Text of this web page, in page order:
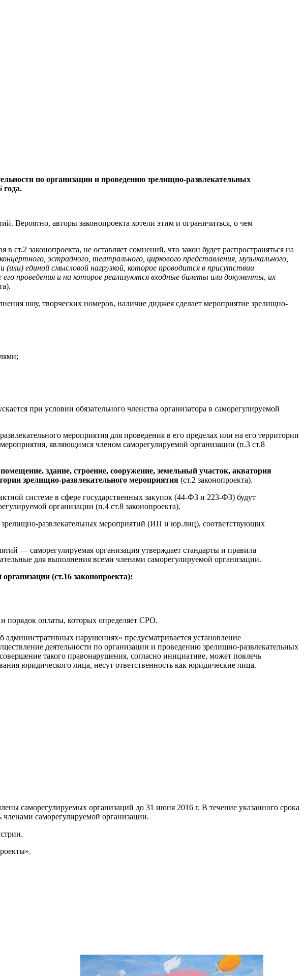
по организации и проведению зрелищно-развлекательных
года.
Вероятно, авторы законопроекта хотели этим и ограничиться, о чем
законопроекта, не оставляет сомнений, что закон будет распространяться на
эстрадного, театрального, циркового представления, музыкального,
единой смысловой нагрузкой, которое проводится в присутствии
проведения и на которое реализуются входные билеты или документы, их
шоу, творческих номеров, наличие диджея сделает мероприятие зрелищно-
при условии обязательного членства организатора в саморегулируемой
мероприятия для проведения в его пределах или на его территории
являющимся членом саморегулируемой организации (п.3 ст.8
здание, строение, сооружение, земельный участок, акватория
зрелищно-развлекательного мероприятия (ст.2 законопроекта).
системе в сфере государственных закупок (44-ФЗ и 223-ФЗ) будут
организации (п.4 ст.8 законопроекта).
зрелищно-развлекательных мероприятий (ИП и юр.лиц), соответствующих
— саморегулируемая организация утверждает стандарты и правила
для выполнения всеми членами саморегулируемой организации.
(ст.16 законопроекта):
порядок оплаты, которых определяет СРО.
нарушениях» предусматривается установление
деятельности по организации и проведению зрелищно-развлекательных
такого правонарушения, согласно инициативе, может повлечь
юридического лица, несут ответственность как юридические лица.
саморегулируемых организаций до 31 июня 2016 г. В течение указанного срока
членами саморегулируемой организации.